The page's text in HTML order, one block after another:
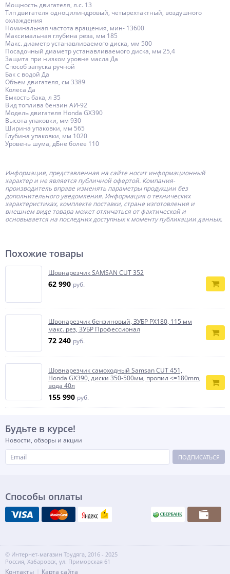
Мощность двигателя, л.с. 13
Тип двигателя одноцилиндровый, четырехтактный, воздушного
охлаждения
Номинальная частота вращения, мин- 13600
Максимальная глубина реза, мм 185
Макс. диаметр устанавливаемого диска, мм 500
Посадочный диаметр устанавливаемого диска, мм 25,4
Защита при низком уровне масла Да
Способ запуска ручной
Бак с водой Да
Объем двигателя, см 3389
Колеса Да
Емкость бака, л 35
Вид топлива бензин АИ-92
Модель двигателя Honda GX390
Высота упаковки, мм 930
Ширина упаковки, мм 565
Глубина упаковки, мм 1020
Уровень шума, дБне более 110
Информация, представленная на сайте носит информационный
характер и не является публичной офертой. Компания-
производитель вправе изменять параметры продукции без
дополнительного уведомления. Информация о технических
характеристиках, комплекте поставки, стране изготовления и
внешнем виде товара может отличаться от фактической и
основывается на последних доступных к моменту публикации данных.
Похожие товары
Шовнарезчик SAMSAN CUT 352
62 990 руб.
Швонарезчик бензиновый, ЗУБР РХ180, 115 мм
макс. рез, ЗУБР Профессионал
72 240 руб.
Шовнарезчик самоходный Samsan CUT 451,
Honda GX390, диски 350-500мм, пропил <=180mm,
вода 40л
155 990 руб.
Будьте в курсе!
Новости, обзоры и акции
ПОДПИСАТЬСЯ
Способы оплаты
© Интернет-магазин Трудяга, 2016 - 2025
Россия, Хабаровск, ул. Приморская 61
Контакты Карта сайта